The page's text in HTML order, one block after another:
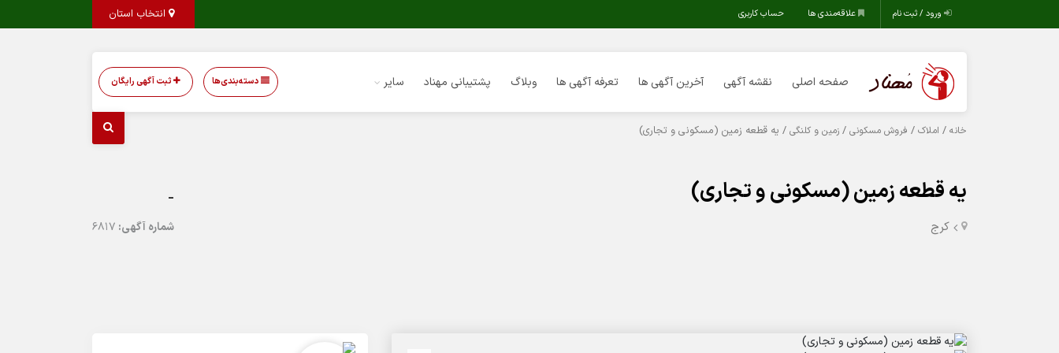
ورود / ثبت نام علاقه‌مندی ها حساب کاربری
صفحه اصلی نقشه آگهی آخرین آگهی ها تعرفه آگهی ها وبلاگ پشتیبانی مهناد سایر دسته‌بندی‌ها ثبت آگهی رایگان
خانه / املاک / فروش مسکونی / زمین و کلنگی / یه قطعه زمین (مسکونی و تجاری)
یه قطعه زمین (مسکونی و تجاری)
کرج
-
شماره آگهی: 6817